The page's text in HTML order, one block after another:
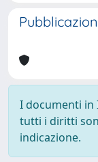
I documenti in
tutti i diritti
indicazione.